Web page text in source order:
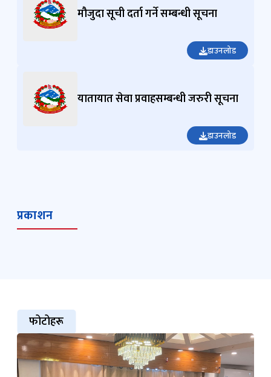
मौजुदा सूची दर्ता गर्ने सम्बन्धी सूचना
डाउनलोड
यातायात सेवा प्रवाहसम्बन्धी जरुरी सूचना
डाउनलोड
प्रकाशन
फोटोहरू